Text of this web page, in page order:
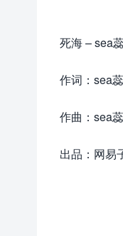
死海 – sea
作词：sea
作曲：sea
出品：网易